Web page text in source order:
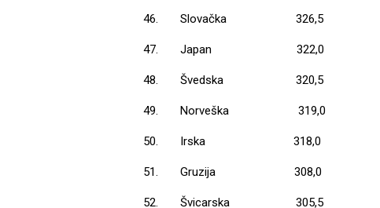
46. Slovačka 326,5
47. Japan 322,0
48. Švedska 320,5
49. Norveška 319,0
50. Irska 318,0
51. Gruzija 308,0
52. Švicarska 305,5